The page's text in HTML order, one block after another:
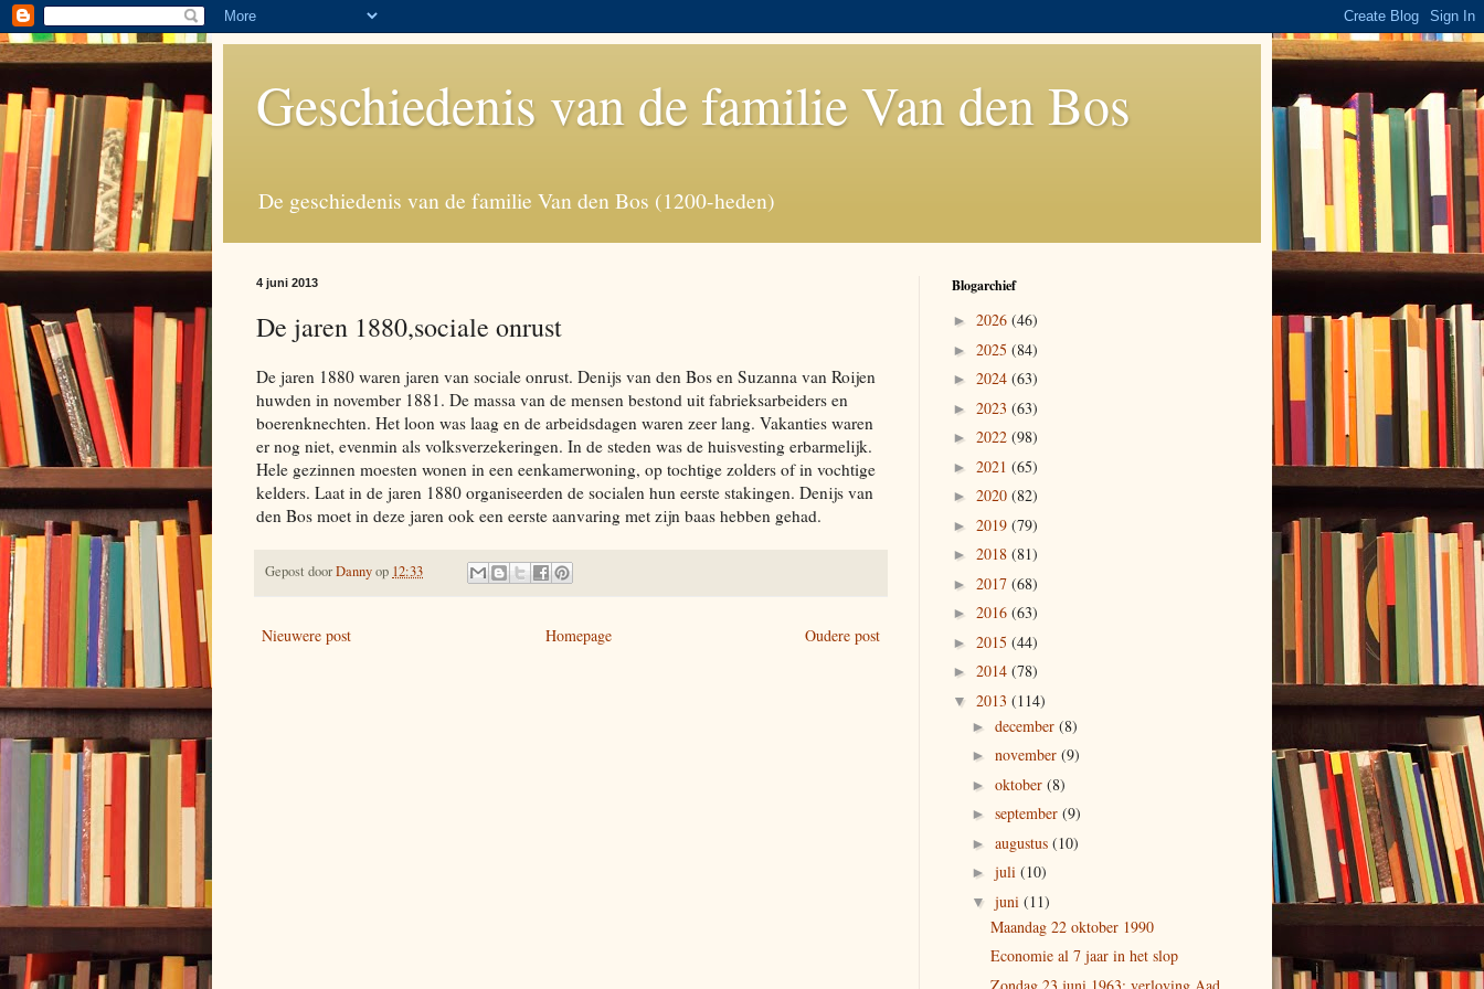
Geschiedenis van de familie Van den Bos
De geschiedenis van de familie Van den Bos (1200-heden)
4 juni 2013
De jaren 1880,sociale onrust
De jaren 1880 waren jaren van sociale onrust. Denijs van den Bos en Suzanna van Roijen
huwden in november 1881. De massa van de mensen bestond uit fabrieksarbeiders en
boerenknechten. Het loon was laag en de arbeidsdagen waren zeer lang. Vakanties waren
er nog niet, evenmin als volksverzekeringen. In de steden was de huisvesting erbarmelijk.
Hele gezinnen moesten wonen in een eenkamerwoning, op tochtige zolders of in vochtige
kelders. Laat in de jaren 1880 organiseerden de socialen hun eerste stakingen. Denijs van
den Bos moet in deze jaren ook een eerste aanvaring met zijn baas hebben gehad.
Gepost doorDannyop 12:33
Nieuwere post Oudere post
Homepage
Blogarchief
► 2026 (46)
► 2025 (84)
► 2024 (63)
► 2023 (63)
► 2022 (98)
► 2021 (65)
► 2020 (82)
► 2019 (79)
► 2018 (81)
► 2017 (68)
► 2016 (63)
► 2015 (44)
► 2014 (78)
▼ 2013 (114)
► december (8)
► november (9)
► oktober (8)
► september (9)
► augustus (10)
► juli (10)
▼ juni (11)
Maandag 22 oktober 1990
Economie al 7 jaar in het slop